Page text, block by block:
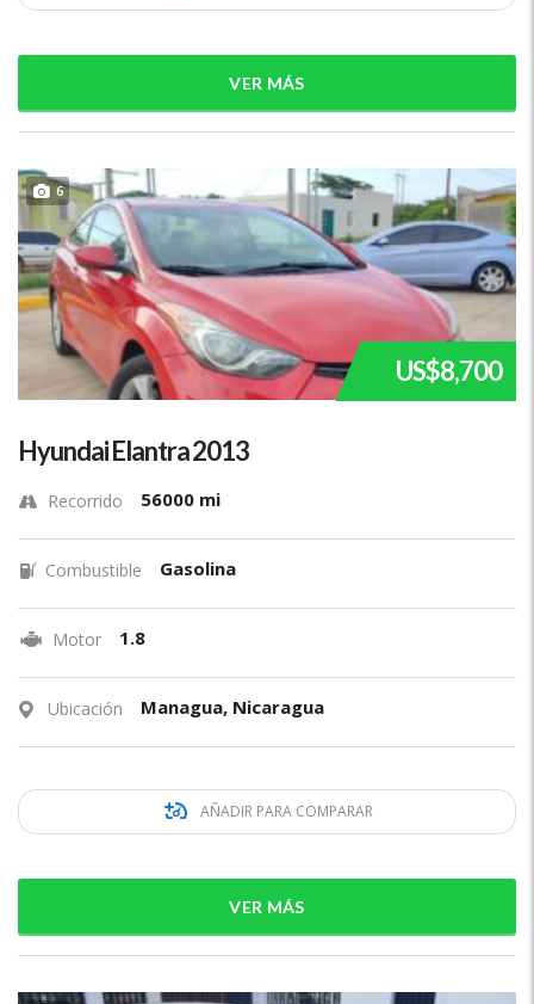
VER MÁS
6
US$8,700
Hyundai Elantra 2013
Recorrido 56000 mi
Combustible Gasolina
Motor 1.8
Ubicación Managua, Nicaragua
AÑADIR PARA COMPARAR
VER MÁS